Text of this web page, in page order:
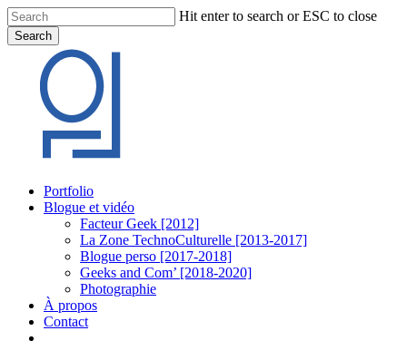
Skip
to
main
content
Hit enter to search or ESC to close
Search
Search
Menu
Portfolio
Blogue et vidéo
Facteur Geek [2012]
La Zone TechnoCulturelle [2013-2017]
Blogue perso [2017-2018]
Geeks and Com’ [2018-2020]
Photographie
À propos
Contact